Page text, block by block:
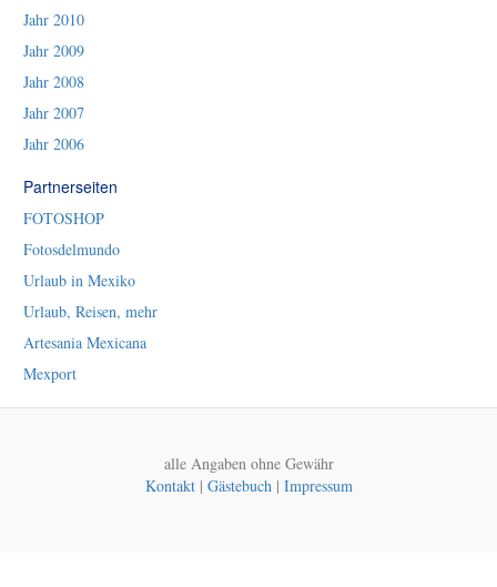
Jahr 2010
Jahr 2009
Jahr 2008
Jahr 2007
Jahr 2006
Partnerseiten
FOTOSHOP
Fotosdelmundo
Urlaub in Mexiko
Urlaub, Reisen, mehr
Artesania Mexicana
Mexport
alle Angaben ohne Gewähr
Kontakt| Gästebuch| Impressum